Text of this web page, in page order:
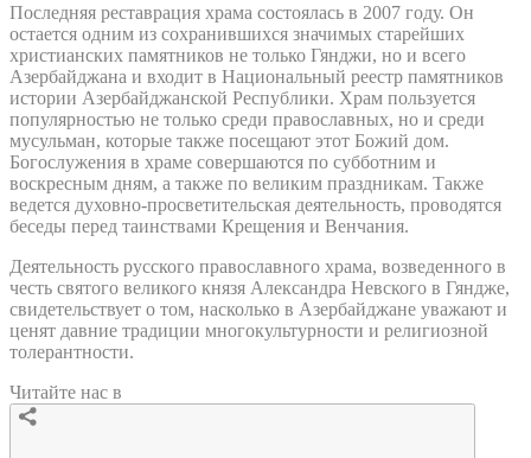
Последняя реставрация храма состоялась в 2007 году. Он
остается одним из сохранившихся значимых старейших
христианских памятников не только Гянджи, но и всего
Азербайджана и входит в Национальный реестр памятников
истории Азербайджанской Республики. Храм пользуется
популярностью не только среди православных, но и среди
мусульман, которые также посещают этот Божий дом.
Богослужения в храме совершаются по субботним и
воскресным дням, а также по великим праздникам. Также
ведется духовно-просветительская деятельность, проводятся
беседы перед таинствами Крещения и Венчания.
Деятельность русского православного храма, возведенного в
честь святого великого князя Александра Невского в Гяндже,
свидетельствует о том, насколько в Азербайджане уважают и
ценят давние традиции многокультурности и религиозной
толерантности.
Читайте нас в